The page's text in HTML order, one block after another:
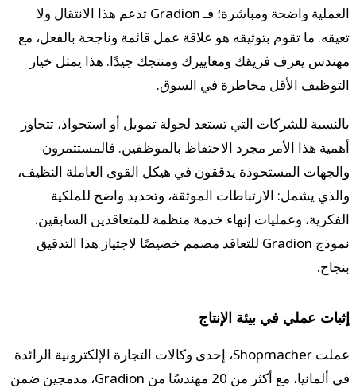
العملية واضحة ومباشرة؛ فـ Gradion تدعم هذا الانتقال ولا
تعيقه. ما تقوم بتوثيقه هو علاقة عمل قائمة وناجحة بالفعل، مع
مهندس يعرف فريقك ومعاييرك ومنتجك جيدًا. هذا يمثل خيار
التوظيف الأقل مخاطرة في السوق.
بالنسبة للشركات التي تستعد لجولة تمويل أو استحواذ، تتجاوز
أهمية هذا الأمر مجرد الاحتفاظ بالموظفين. فالمستثمرون
والجهات المستحوذة يدققون في هيكل القوى العاملة النظيف،
والذي يشمل: الارتباطات الموثقة، وتحديد واضح للملكية
الفكرية، وعمليات إنهاء خدمة منظمة للمتعاقدين السابقين.
نموذج Gradion للتعاقد مصمم خصيصًا لاجتياز هذا التدقيق
بنجاح.
إثبات عملي في بيئة الإنتاج
عملت Shopmacher، إحدى وكالات التجارة الإلكترونية الرائدة
في ألمانيا، مع أكثر من 20 مهندسًا من Gradion، مدمجين ضمن